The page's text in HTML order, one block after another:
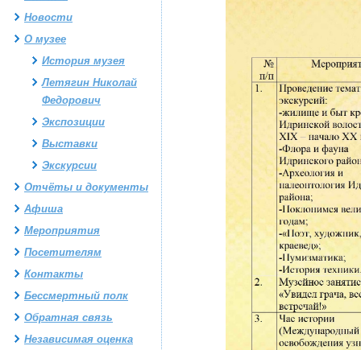
Новости
О музее
История музея
Летягин Николай
Федорович
Экспозиции
Выставки
Экскурсии
Отчёты и документы
Афиша
Мероприятия
Посетителям
Контакты
Бессмертный полк
Обратная связь
Независимая оценка